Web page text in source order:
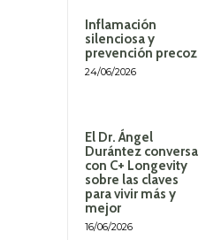
Inflamación
silenciosa y
prevención precoz
24/06/2026
El Dr. Ángel
Durántez conversa
con C+ Longevity
sobre las claves
para vivir más y
mejor
16/06/2026